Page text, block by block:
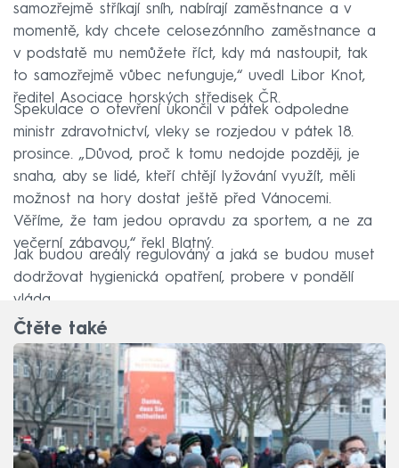
samozřejmě stříkají sníh, nabírají zaměstnance a v
momentě, kdy chcete celosezónního zaměstnance a
v podstatě mu nemůžete říct, kdy má nastoupit, tak
to samozřejmě vůbec nefunguje,“ uvedl Libor Knot,
ředitel Asociace horských středisek ČR.
Spekulace o otevření ukončil v pátek odpoledne
ministr zdravotnictví, vleky se rozjedou v pátek 18.
prosince. „Důvod, proč k tomu nedojde později, je
snaha, aby se lidé, kteří chtějí lyžování využít, měli
možnost na hory dostat ještě před Vánocemi.
Věříme, že tam jedou opravdu za sportem, a ne za
večerní zábavou,“ řekl Blatný.
Jak budou areály regulovány a jaká se budou muset
dodržovat hygienická opatření, probere v pondělí
vláda.
Čtěte také